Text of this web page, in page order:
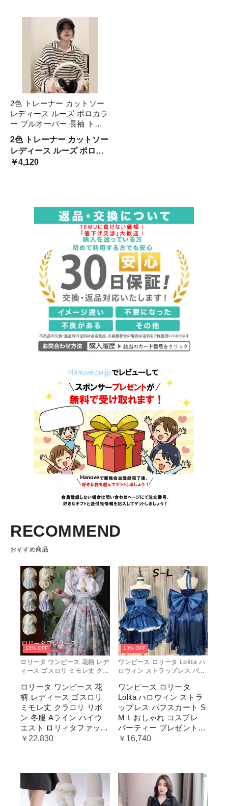
2色 トレーナー カットソー
レディース ルーズ ポロカラ
ー プルオーバー 長袖 トッ
プス カジュアル オレンジ
黒白 ボーダー おしゃれ 襟
付き 可愛い ゆったり こな
れ感 コー 大きめ
2色 トレーナー カットソー
レディース ルーズ ポロカ
ラー プルオーバー 長袖 ト
￥4,120
RECOMMEND
おすすめ商品
13% OFF
ロリータ ワンピース 花柄 レデ
ィース ゴスロリ ミモレ丈 クラ
ウエスト ロリィタファッショ
ン レトロ風 クラシカル 上品
かわいい 日常着 通勤 お出かけ
仮 通学
ロリータ ワンピース 花
柄 レディース ゴスロリ
ミモレ丈 クラロリ リボ
ン 冬服 Aライン ハイウ
エスト ロリィタファッシ
ョン レトロ風 クラシカ
￥22,830
13% OFF
ワンピース ロリータ Lolita ハ
ロウィン ストラップレス パフ
プレ パーティー プレゼント レ
ディース コスチューム プリン
セス ロマンティック ブル ドレ
ス
ワンピース ロリータ
Lolita ハロウィン ストラ
ップレス パフスカート S
M L おしゃれ コスプレ
パーティー プレゼント
レディース コスチューム
￥16,740